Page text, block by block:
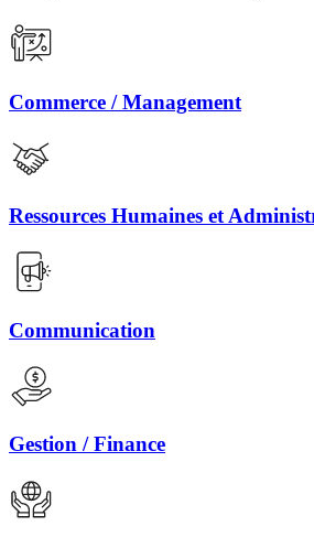
Commerce / Management
Ressources Humaines et
Communication
Gestion / Finance